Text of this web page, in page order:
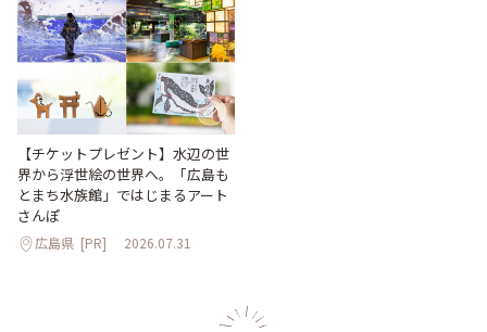
【チケットプレゼント】水辺の世
界から浮世絵の世界へ。「広島も
とまち水族館」ではじまるアート
さんぽ
広島県 [PR] 2026.07.31